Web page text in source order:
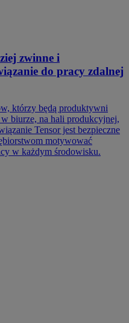
zwinne i
do pracy zdalnej
którzy będą produktywni
biurze, na hali produkcyjnej,
Tensor jest bezpieczne
motywować
w każdym środowisku.